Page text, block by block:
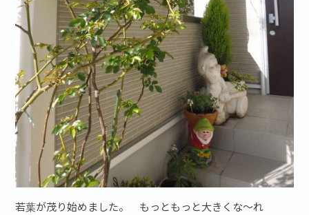
若葉が茂り始めました。 もっともっと大きくな～れ